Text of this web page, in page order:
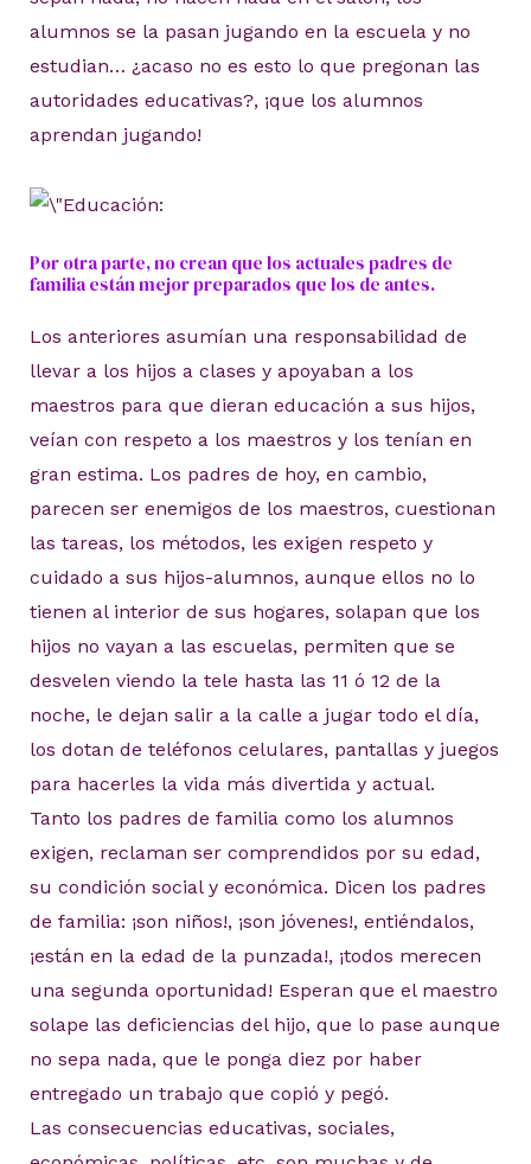
alumnos se la pasan jugando en la escuela y no
estudian… ¿acaso no es esto lo que pregonan las
autoridades educativas?, ¡que los alumnos
aprendan jugando!
Por otra parte, no crean que los actuales padres de
familia están mejor preparados que los de antes.
Los anteriores asumían una responsabilidad de
llevar a los hijos a clases y apoyaban a los
maestros para que dieran educación a sus hijos,
veían con respeto a los maestros y los tenían en
gran estima. Los padres de hoy, en cambio,
parecen ser enemigos de los maestros, cuestionan
las tareas, los métodos, les exigen respeto y
cuidado a sus hijos-alumnos, aunque ellos no lo
tienen al interior de sus hogares, solapan que los
hijos no vayan a las escuelas, permiten que se
desvelen viendo la tele hasta las 11 ó 12 de la
noche, le dejan salir a la calle a jugar todo el día,
los dotan de teléfonos celulares, pantallas y juegos
para hacerles la vida más divertida y actual.
Tanto los padres de familia como los alumnos
exigen, reclaman ser comprendidos por su edad,
su condición social y económica. Dicen los padres
de familia: ¡son niños!, ¡son jóvenes!, entiéndalos,
¡están en la edad de la punzada!, ¡todos merecen
una segunda oportunidad! Esperan que el maestro
solape las deficiencias del hijo, que lo pase aunque
no sepa nada, que le ponga diez por haber
entregado un trabajo que copió y pegó.
Las consecuencias educativas, sociales,